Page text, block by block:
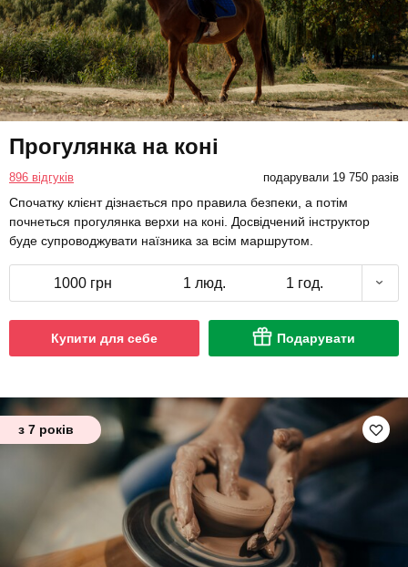
Прогулянка на коні
896 відгуків подарували 19 750 разів
Спочатку клієнт дізнається про правила безпеки, а потім
почнеться прогулянка верхи на коні. Досвідчений інструктор
буде супроводжувати наїзника за всім маршрутом.
1000 грн 1 люд. 1 год.
Купити для себе Подарувати
з 7 років